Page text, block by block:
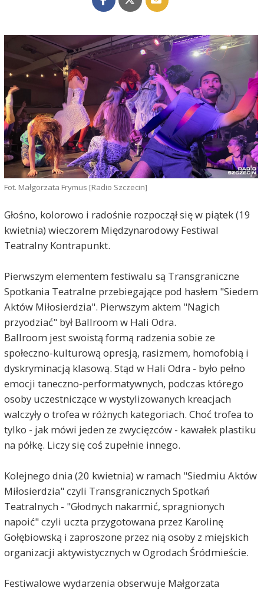
Fot. Małgorzata Frymus [Radio Szczecin]
Głośno, kolorowo i radośnie rozpoczął się w piątek (19
kwietnia) wieczorem Międzynarodowy Festiwal
Teatralny Kontrapunkt.
Pierwszym elementem festiwalu są Transgraniczne
Spotkania Teatralne przebiegające pod hasłem "Siedem
Aktów Miłosierdzia". Pierwszym aktem "Nagich
przyodziać" był Ballroom w Hali Odra.
Ballroom jest swoistą formą radzenia sobie ze
społeczno-kulturową opresją, rasizmem, homofobią i
dyskryminacją klasową. Stąd w Hali Odra - było pełno
emocji taneczno-performatywnych, podczas którego
osoby uczestniczące w wystylizowanych kreacjach
walczyły o trofea w różnych kategoriach. Choć trofea to
tylko - jak mówi jeden ze zwycięzców - kawałek plastiku
na półkę. Liczy się coś zupełnie innego.
Kolejnego dnia (20 kwietnia) w ramach "Siedmiu Aktów
Miłosierdzia" czyli Transgranicznych Spotkań
Teatralnych - "Głodnych nakarmić, spragnionych
napoić" czyli uczta przygotowana przez Karolinę
Gołębiowską i zaproszone przez nią osoby z miejskich
organizacji aktywistycznych w Ogrodach Śródmieście.
Festiwalowe wydarzenia obserwuje Małgorzata